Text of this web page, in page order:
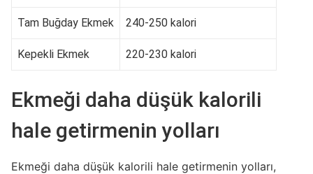
Tam Buğday Ekmek 240-250 kalori
Kepekli Ekmek 220-230 kalori
Ekmeği daha düşük kalorili
hale getirmenin yolları
Ekmeği daha düşük kalorili hale getirmenin yolları,